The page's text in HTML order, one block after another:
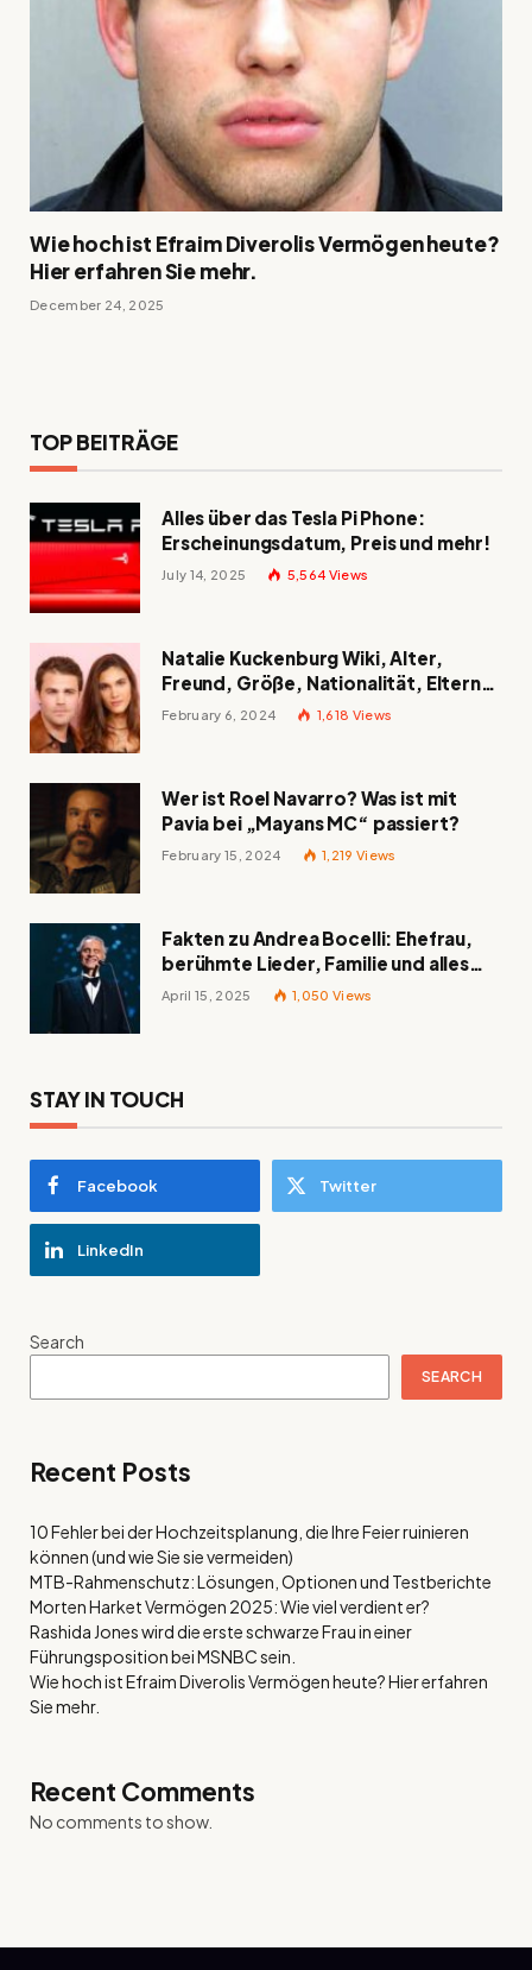
Wie hoch ist Efraim Diverolis Vermögen heute?
Hier erfahren Sie mehr.
December 24, 2025
TOP BEITRÄGE
Alles über das Tesla Pi Phone:
Erscheinungsdatum, Preis und mehr!
July 14, 2025 5,564 Views
Natalie Kuckenburg Wiki, Alter,
Freund, Größe, Nationalität, Eltern
und mehr
February 6, 2024 1,618 Views
Wer ist Roel Navarro? Was ist mit
Pavia bei „Mayans MC“ passiert?
February 15, 2024 1,219 Views
Fakten zu Andrea Bocelli: Ehefrau,
berühmte Lieder, Familie und alles
Wissenswerte über den italienischen
April 15, 2025 1,050 Views
STAY IN TOUCH
Facebook Twitter
LinkedIn
Search
SEARCH
Recent Posts
10 Fehler bei der Hochzeitsplanung, die Ihre Feier ruinieren
können (und wie Sie sie vermeiden)
MTB-Rahmenschutz: Lösungen, Optionen und Testberichte
Morten Harket Vermögen 2025: Wie viel verdient er?
Rashida Jones wird die erste schwarze Frau in einer
Führungsposition bei MSNBC sein.
Wie hoch ist Efraim Diverolis Vermögen heute? Hier erfahren
Sie mehr.
Recent Comments
No comments to show.